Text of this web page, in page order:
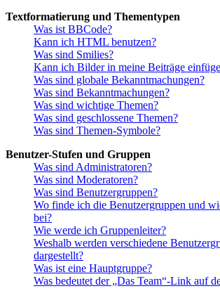
Textformatierung und Thementypen
Was ist BBCode?
Kann ich HTML benutzen?
Was sind Smilies?
Kann ich Bilder in meine Beiträge
Was sind globale Bekanntmachungen?
Was sind Bekanntmachungen?
Was sind wichtige Themen?
Was sind geschlossene Themen?
Was sind Themen-Symbole?
Benutzer-Stufen und Gruppen
Was sind Administratoren?
Was sind Moderatoren?
Was sind Benutzergruppen?
Wo finde ich die Benutzergruppen und
bei?
Wie werde ich Gruppenleiter?
Weshalb werden verschiedene
dargestellt?
Was ist eine Hauptgruppe?
Was bedeutet der „Das Team“-Link auf